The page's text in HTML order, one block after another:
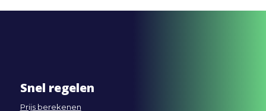
Snel regelen
Prijs berekenen